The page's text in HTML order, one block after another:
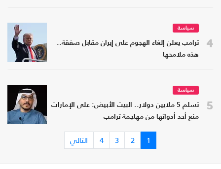
4
سياسة
ترامب يعلن إلغاء الهجوم على إيران مقابل صفقة..
هذه ملامحها
5
سياسة
تسلم 5 ملايين دولار.. البيت الأبيض: على الإمارات
منع أحد أدواتها من مهاجمة ترامب
1
2
3
4 التالي